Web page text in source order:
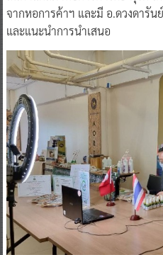
จากหอการค้าฯ และมี อ.ดวงดารั
และแนะนำการนำเสนอ